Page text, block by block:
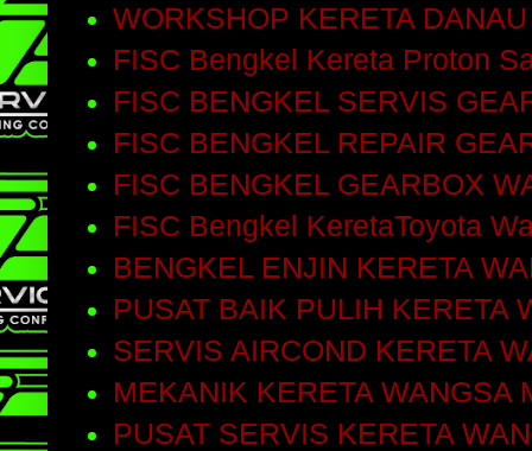
WORKSHOP KERETA
FISC Bengkel Kereta Proton
FISC BENGKEL SERVIS
FISC BENGKEL REPAIR
FISC BENGKEL GEARBOX
FISC Bengkel KeretaToyota
BENGKEL ENJIN KERETA
PUSAT BAIK PULIH KERETA
SERVIS AIRCOND KERETA
MEKANIK KERETA WANGSA
PUSAT SERVIS KERETA